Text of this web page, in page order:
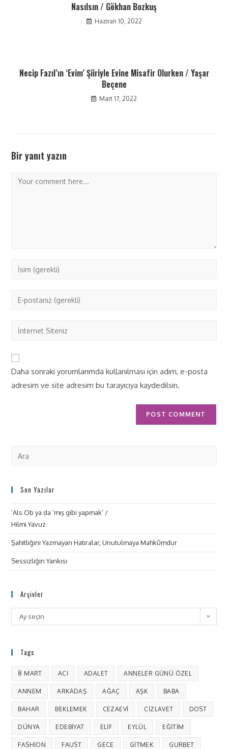
Nasılsın / Gökhan Bozkuş
Haziran 10, 2022
Necip Fazıl’ın ‘Evim’ Şiiriyle Evine Misafir Olurken / Yaşar
Beçene
Mart 17, 2022
Bir yanıt yazın
Daha sonraki yorumlarımda kullanılması için adım, e-posta
adresim ve site adresim bu tarayıcıya kaydedilsin.
Son Yazılar
‘Als Ob ya da ‘mış gibi yapmak’ /
Hilmi Yavuz
Şahitliğini Yazmayan Hatıralar, Unutulmaya Mahkûmdur
Sessizliğin Yankısı
Arşivler
Ay seçin
Tags
8 MART ACI ADALET ANNELER GÜNÜ ÖZEL
ANNEM ARKADAŞ AĞAÇ AŞK BABA
BAHAR BEKLEMEK CEZAEVI CIZLAVET DOST
DÜNYA EDEBIYAT ELIF EYLÜL EĞITIM
FASHION FAUST GECE GITMEK GURBET